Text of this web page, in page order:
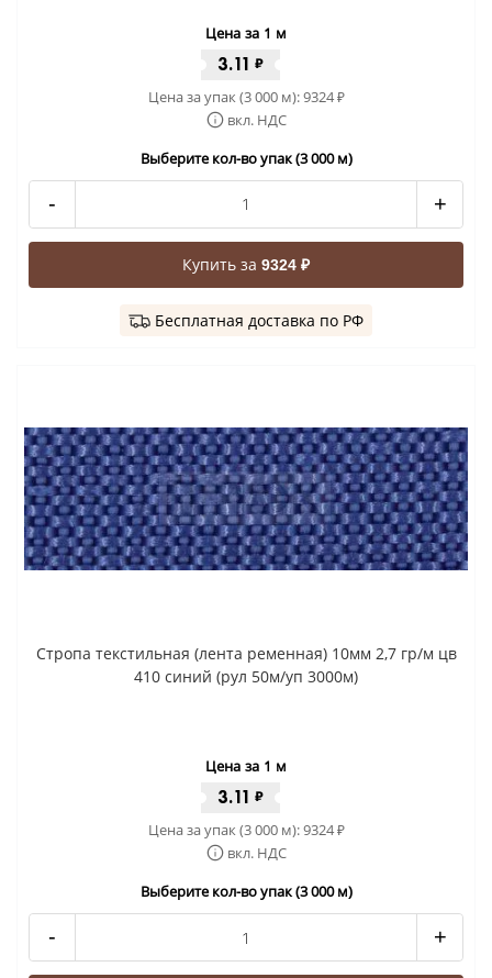
Цена за 1 м
3.11 ₽
Цена за упак (3 000 м):9324₽
вкл. НДС
Выберите кол-во упак (3 000 м)
- +
Купить за 9324 ₽
Бесплатная доставка по РФ
Стропа текстильная (лента ременная) 10мм 2,7 гр/м цв
410 синий (рул 50м/уп 3000м)
Цена за 1 м
3.11 ₽
Цена за упак (3 000 м):9324₽
вкл. НДС
Выберите кол-во упак (3 000 м)
- +